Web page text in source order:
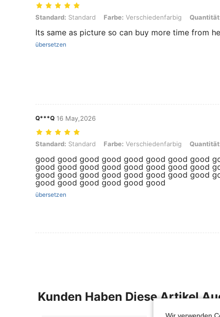
Standard: Standard, Farbe: Verschiedenfarbig, Quantität: 30
Standard: Standard Farbe: Verschiedenfarbig
Its same as picture so can buy more time from
übersetzen
Q***Q 16 May,2026
Standard: Standard, Farbe: Verschiedenfarbig, Quantität: 30
Standard: Standard Farbe: Verschiedenfarbig
good good good good good good good good
good good good good good good good good
good good good good good good good good
good good good good good good
übersetzen
Kunden Haben Diese Artikel